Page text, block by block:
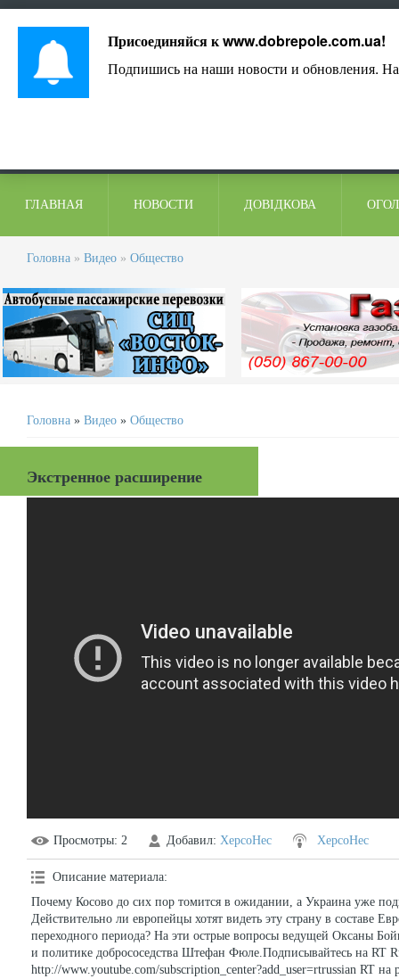
ГЛАВНАЯ НОВОСТИ ДОВІДКОВА
Головна » Видео » Общество
Головна » Видео » Общество
Экстренное расширение
Просмотры: 2 Добавил: XepcoHec XepcoHec
Описание материала:
Почему Косово до сих пор томится в ожидании, а Украина уже
Действительно ли европейцы хотят видеть эту страну в составе
переходного периода? На эти острые вопросы ведущей Оксаны
и политике добрососедства Штефан Фюле.Подписывайтесь на RT
http://www.youtube.com/subscription_center?add_user=rtrussian RT
Присоединяйся кwww.dobrepole.com.ua!
Подпишись на наши новости и обновления.